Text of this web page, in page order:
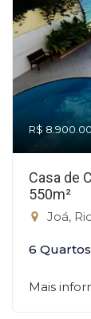
R$
Casa de
550m²
Joá,
6 Quartos
Mais